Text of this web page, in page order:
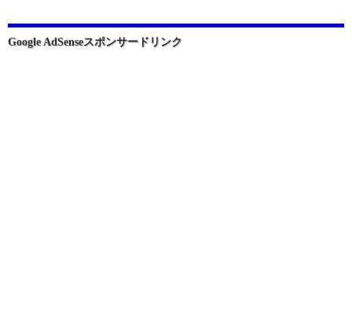
ョ
Google AdSenseスポンサードリンク